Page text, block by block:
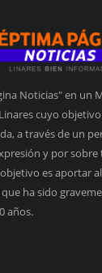
Noticias" en un
cuyo
a través de un
y por
es aportar
que ha sido
años.